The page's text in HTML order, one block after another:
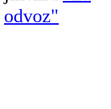
odvoz"